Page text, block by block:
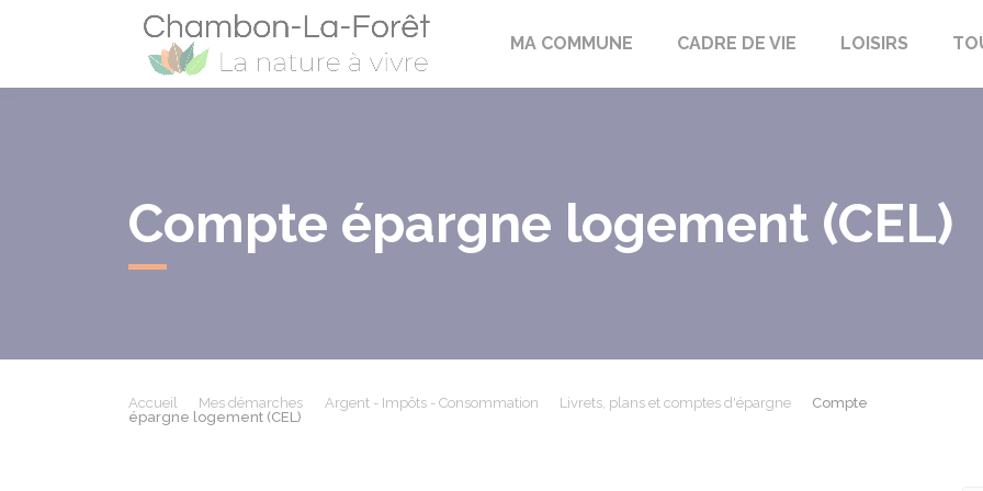
Chambon-la-Fôret
MA COMMUNE CADRE DE VIE LOISIRS
Compte épargne logement (CEL)
Accueil Mes démarches Argent - Impôts - Consommation Livrets, plans et comptes d'épargne
Compte
épargne logement (CEL)